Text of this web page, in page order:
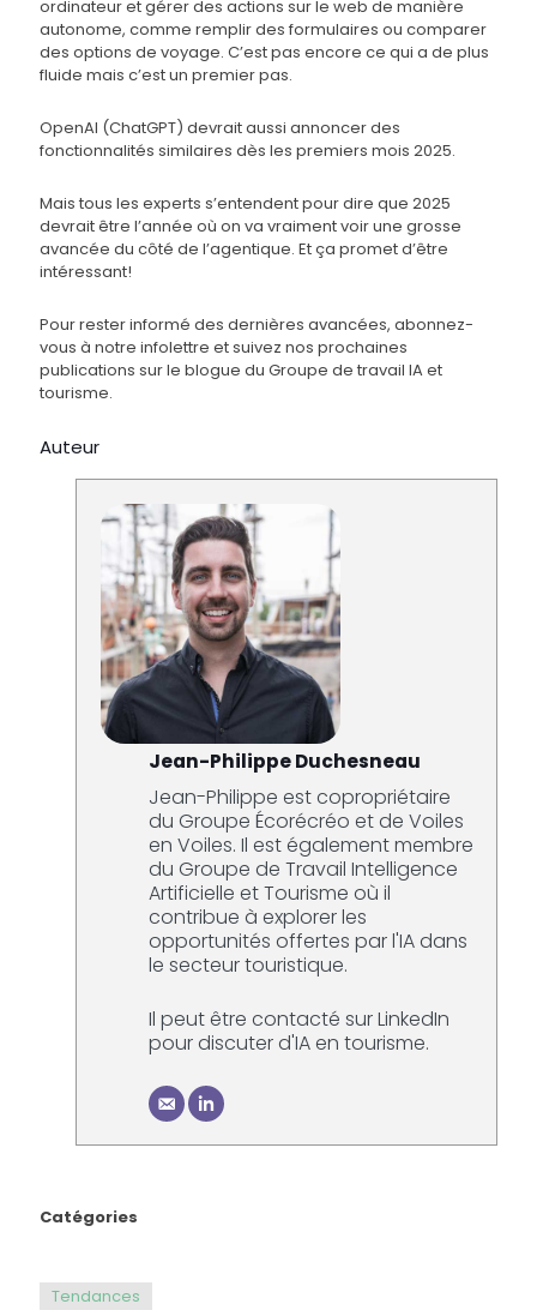
ordinateur et gérer des actions sur le web de manière
autonome, comme remplir des formulaires ou comparer
des options de voyage. C’est pas encore ce qui a de plus
fluide mais c’est un premier pas.
OpenAI (ChatGPT) devrait aussi annoncer des
fonctionnalités similaires dès les premiers mois 2025.
Mais tous les experts s’entendent pour dire que 2025
devrait être l’année où on va vraiment voir une grosse
avancée du côté de l’agentique. Et ça promet d’être
intéressant!
Pour rester informé des dernières avancées, abonnez-
vous à notre infolettre et suivez nos prochaines
publications sur le blogue du Groupe de travail IA et
tourisme.
Auteur
Jean-Philippe Duchesneau
Jean-Philippe est copropriétaire
du Groupe Écorécréo et de Voiles
en Voiles. Il est également membre
du Groupe de Travail Intelligence
Artificielle et Tourisme où il
contribue à explorer les
opportunités offertes par l'IA dans
le secteur touristique.
Il peut être contacté sur LinkedIn
pour discuter d'IA en tourisme.
Catégories
Tendances